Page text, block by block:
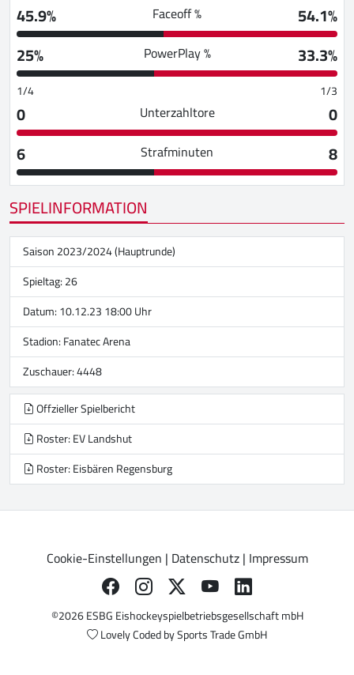
45.9%
Faceoff %
54.1%
25%
PowerPlay % 33.3%
1/4 1/3
0 Unterzahltore
0
6
Strafminuten
8
SPIELINFORMATION
Saison 2023/2024 (Hauptrunde)
Spieltag: 26
Datum: 10.12.23 18:00 Uhr
Stadion:Fanatec Arena
Zuschauer: 4448
Offzieller Spielbericht
Roster: EV Landshut
Roster: Eisbären Regensburg
Cookie-Einstellungen | Datenschutz| Impressum
©2026 ESBG Eishockeyspielbetriebsgesellschaft mbH
Lovely Coded bySports Trade GmbH